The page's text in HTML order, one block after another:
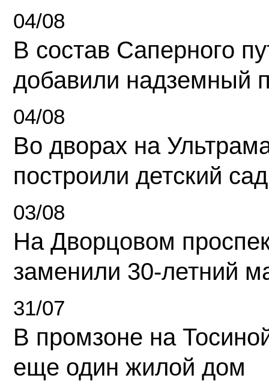
04/08
В состав Саперного
добавили надземный
04/08
Во дворах на
построили детский сад
03/08
На Дворцовом
заменили 30-летний
31/07
В промзоне на
еще один жилой дом